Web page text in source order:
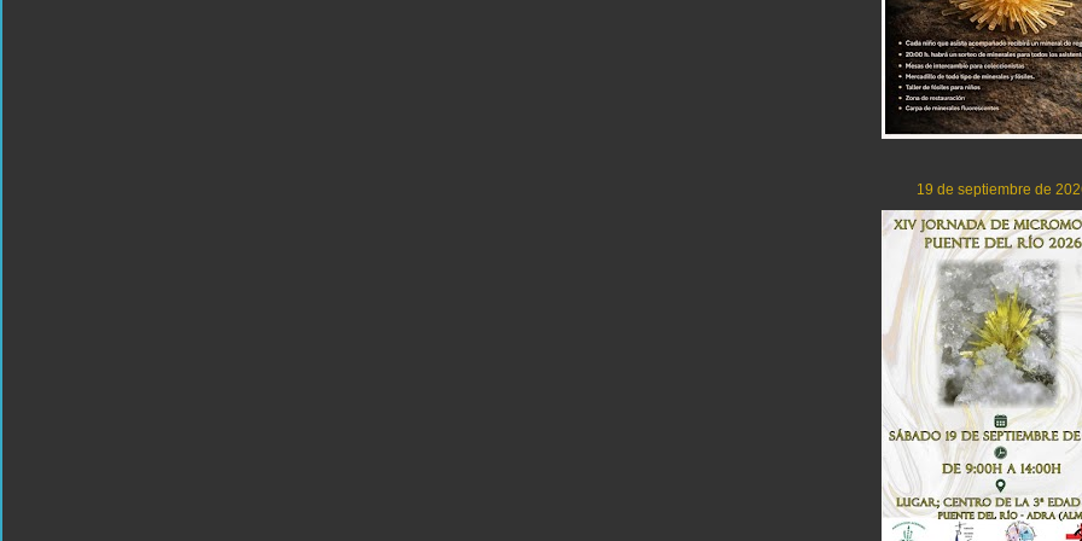
19 de septiembre de